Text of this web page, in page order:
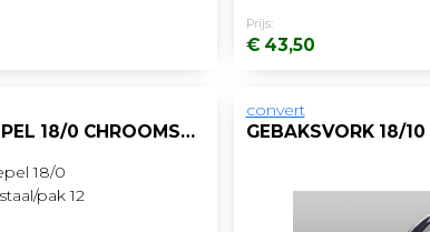
Prijs:
€ 43,50
THEELEPEL 18/0 CHROOMSTAAL/PAK 12
convert